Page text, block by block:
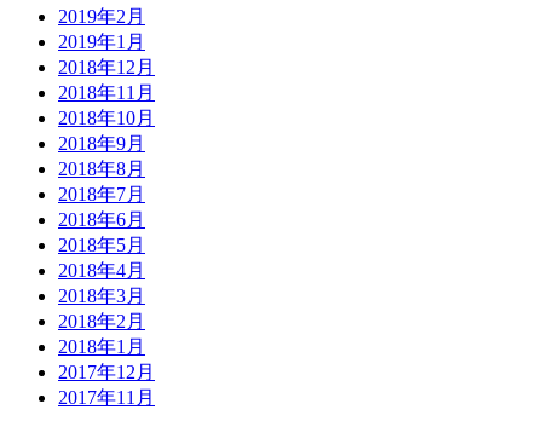
2019年2月
2019年1月
2018年12月
2018年11月
2018年10月
2018年9月
2018年8月
2018年7月
2018年6月
2018年5月
2018年4月
2018年3月
2018年2月
2018年1月
2017年12月
2017年11月